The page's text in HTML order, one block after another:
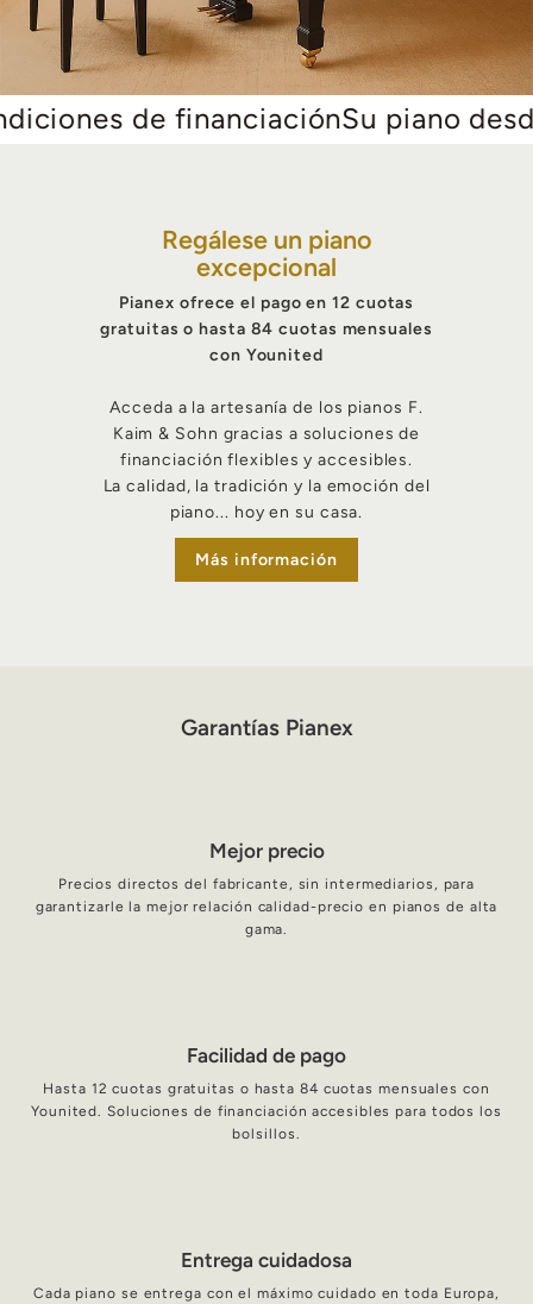
de financiaciónSu piano desde 59
Regálese un piano
excepcional
Pianex ofrece el pago en 12 cuotas
gratuitas o hasta 84 cuotas mensuales
con Younited
Acceda a la artesanía de los pianos F.
Kaim & Sohn gracias a soluciones de
financiación flexibles y accesibles.
La calidad, la tradición y la emoción del
piano... hoy en su casa.
Más información
Garantías Pianex
Mejor precio
Precios directos del fabricante, sin intermediarios, para
garantizarle la mejor relación calidad-precio en pianos de alta
gama.
Facilidad de pago
Hasta 12 cuotas gratuitas o hasta 84 cuotas mensuales con
Younited. Soluciones de financiación accesibles para todos los
bolsillos.
Entrega cuidadosa
Cada piano se entrega con el máximo cuidado en toda Europa,